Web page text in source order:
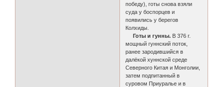
победу), готы снова взяли
суда у боспорцев и
появились у берегов
Колхиды.
Готы и гунны. В 376 г.
мощный гуннский поток,
ранее зародившийся в
далёкой хуннской среде
Северного Китая и Монголии,
затем подпитанный в
суровом Приуралье и в